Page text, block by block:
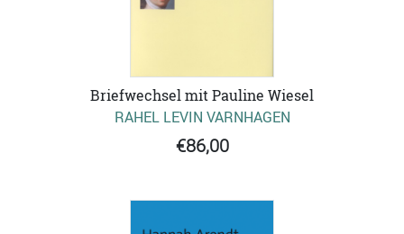
Briefwechsel mit Pauline Wiesel
RAHEL LEVIN VARNHAGEN
€86,00